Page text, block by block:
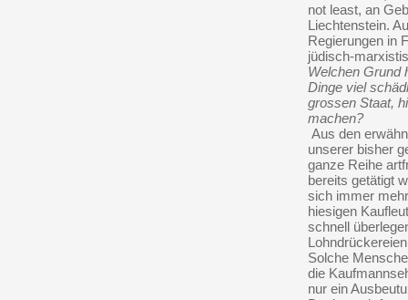
not least, an
Liechtenstein.
Regierungen in
jüdisch-
Welchen Grund
Dinge viel
grossen Staat,
machen?
Aus den
unserer bisher
ganze Reihe
bereits getätigt
sich immer
hiesigen
schnell
Solche
die
nur ein